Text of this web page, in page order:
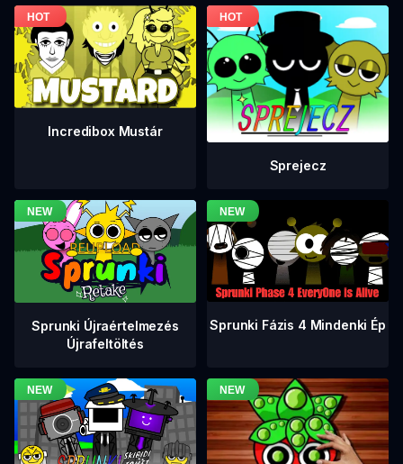
Incredibox Mustár
Sprejecz
Sprunki Újraértelmezés
Újrafeltöltés
Sprunki Fázis 4 Mindenki Ép